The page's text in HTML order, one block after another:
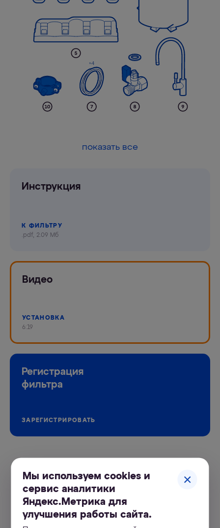
показать все
Инструкция
К ФИЛЬТРУ
.pdf, 2.09 Мб
Видео
УСТАНОВКА
6:19
Регистрация
фильтра
ЗАРЕГИСТРИРОВАТЬ
поддержки
УЗНАТЬ БОЛЬШЕ
Мы используем cookies и
сервис аналитики
Яндекс.Метрика для
улучшения работы сайта.